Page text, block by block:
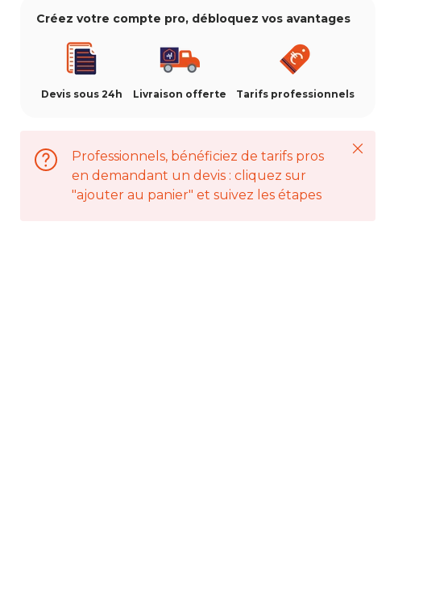
Créez votre compte pro, débloquez vos avantages
Devis sous 24h Livraison offerte Tarifs professionnels
Professionnels, bénéficiez de tarifs pros
en demandant un devis : cliquez sur
"ajouter au panier" et suivez les étapes
Fermer